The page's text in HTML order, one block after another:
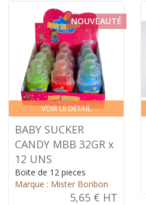
VOIR LE DÉTAIL
NOUVEAUTÉ
BABY SUCKER
CANDY MBB 32GR x
12 UNS
Boite de 12 pieces
Marque : Mister Bonbon
5,65 € HT